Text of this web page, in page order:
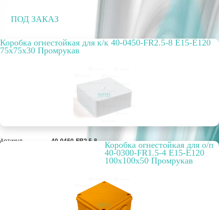
ПОД ЗАКАЗ
Коробка огнестойкая для к/к 40-0450-FR2.5-8 E15-E120
75x75x30 Промрукав
Артикул 40-0450-FR2.5-8
1 084,46 руб.
Коробка огнестойкая для о/п
40-0300-FR1.5-4 E15-E120
100x100x50 Промрукав